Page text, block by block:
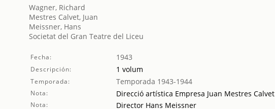
Wagner, Richard
Mestres Calvet, Juan
Meissner, Hans
Societat del Gran Teatre del Liceu
Fecha: 1943
Descripción: 1 volum
Temporada: Temporada 1943-1944
Nota: Direcció artística Empresa Juan Mestres Calvet
Nota: Director Hans Meissner